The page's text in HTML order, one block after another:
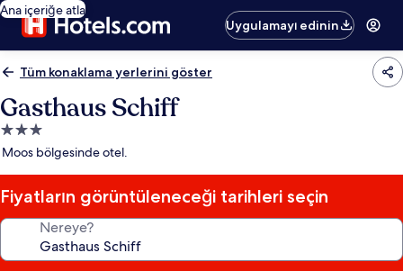
Ana içeriğe atla
Uygulamayı edinin
Tüm konaklama yerlerini göster
Gasthaus Schiff
3.0
yıldızlı
yeri
Moos bölgesinde otel.
Fiyatların görüntüleneceği tarihleri seçin
Nereye?